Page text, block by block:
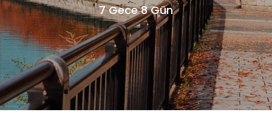
7 Gece 8 Gün